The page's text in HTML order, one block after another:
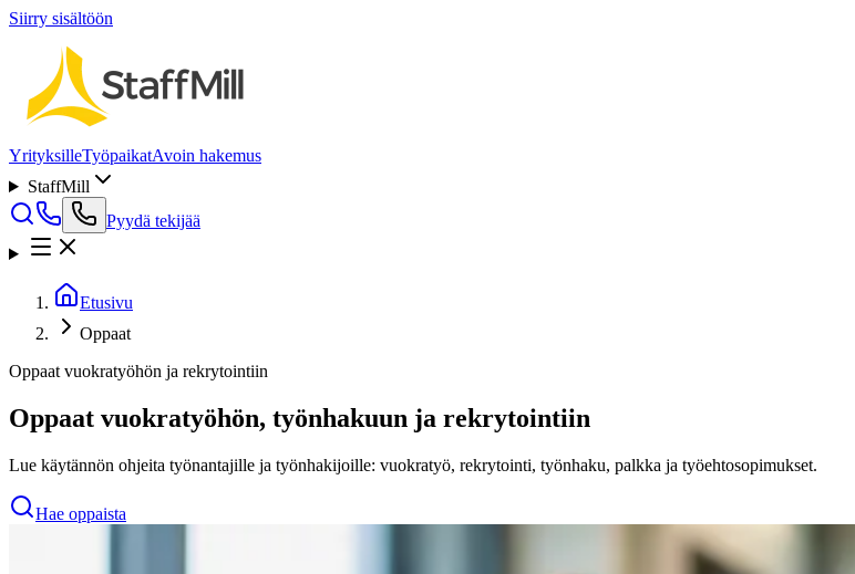
Siirry sisältöön
YrityksilleTyöpaikatAvoin hakemus
StaffMill
Pyydä tekijää
Etusivu
Oppaat
Oppaat vuokratyöhön ja rekrytointiin
Oppaat vuokratyöhön, työnhakuun ja rekrytointiin
Lue käytännön ohjeita työnantajille ja työnhakijoille: vuokratyö, rekrytointi, työnhaku, palkka ja työehtosopimukset.
Hae oppaista